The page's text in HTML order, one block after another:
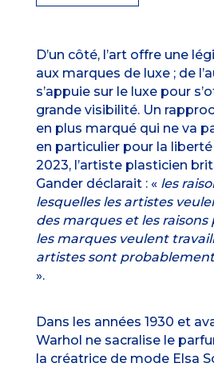
D’un côté, l’art offre une
aux marques de luxe ; de
s’appuie sur le luxe pour
grande visibilité. Un
en plus marqué qui ne va
en particulier pour la
2023, l’artiste plasticien
Gander déclarait : « les
lesquelles les artistes
des marques et les raisons
les marques veulent
artistes sont
».
Dans les années 1930 et
Warhol ne sacralise le
la créatrice de mode Elsa